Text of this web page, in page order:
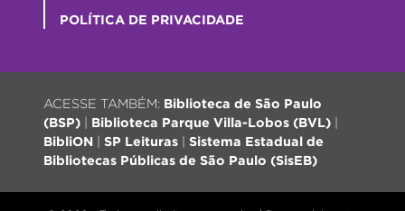
POLÍTICA DE PRIVACIDADE
ACESSE TAMBÉM: Biblioteca de São Paulo
(BSP)
Biblioteca Parque Villa-Lobos (BVL)
BibliON
SP Leituras
Sistema Estadual de
Bibliotecas Públicas de São Paulo (SisEB)